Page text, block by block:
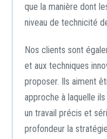
que la manière dont
niveau de technicité
Nos clients sont
et aux techniques
proposer. Ils aiment
approche à laquelle
un travail précis et
profondeur la